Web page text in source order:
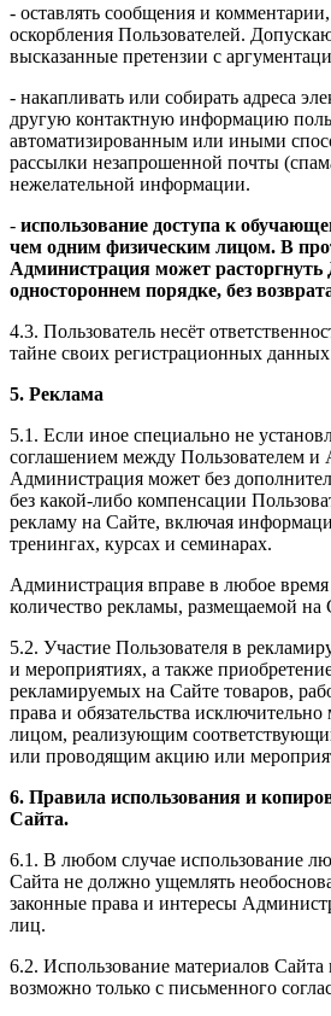
- оставлять сообщения и
оскорбления Пользователей.
высказанные претензии с
- накапливать или собирать адреса
другую контактную информацию
автоматизированным или иными
рассылки незапрошенной почты
нежелательной информации.
- использование доступа к
чем одним физическим лицом. В
Администрация может расторгнуть
одностороннем порядке, без
4.3. Пользователь несёт
тайне своих регистрационных
5. Реклама
5.1. Если иное специально не
соглашением между Пользователем и
Администрация может без
без какой-либо компенсации
рекламу на Сайте, включая
тренингах, курсах и семинарах.
Администрация вправе в любое
количество рекламы, размещаемой на
5.2. Участие Пользователя в
и мероприятиях, а также
рекламируемых на Сайте товаров,
права и обязательства
лицом, реализующим
или проводящим акцию или
6. Правила использования и
Сайта.
6.1. В любом случае использование
Сайта не должно ущемлять
законные права и интересы
лиц.
6.2. Использование материалов Сайта
возможно только с письменного